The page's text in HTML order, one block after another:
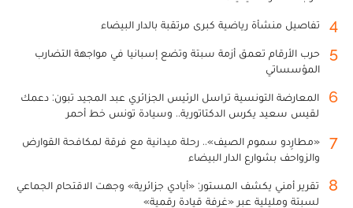
4 تفاصيل منشأة رياضية كبرى مرتقبة بالدار البيضاء
5
حرب الأرقام تعمق أزمة سبتة وتضع إسبانيا في مواجهة التضارب
المؤسساتي
6
المعارضة التونسية تراسل الرئيس الجزائري عبد المجيد تبون: دعمك
لقيس سعيد يكرس الدكتاتورية.. وسيادة تونس خط أحمر
7
«مطارِدو سموم الصيف».. رحلة ميدانية مع فرقة لمكافحة القوارض
والزواحف بشوارع الدار البيضاء
8
تقرير أمني يكشف المستور: «أيادي جزائرية» وجهت الاقتحام الجماعي
لسبتة ومليلية عبر «غرفة قيادة رقمية»